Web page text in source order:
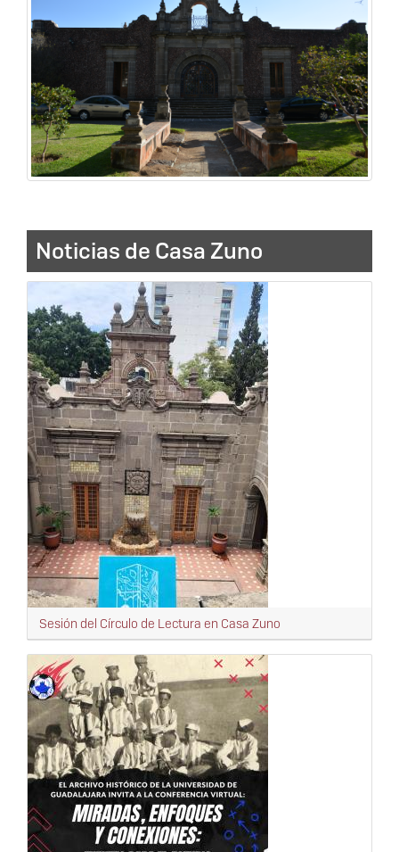
Noticias de Casa Zuno
Sesión del Círculo de Lectura en Casa Zuno